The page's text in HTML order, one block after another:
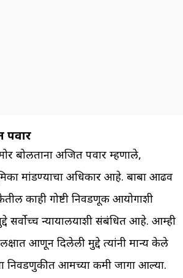
पवार
बोलताना अजित पवार म्हणाले,
मांडण्याचा अधिकार आहे. बाबा आढव
काही गोष्टी निवडणूक आयोगाशी
सर्वोच्च न्यायालयाशी संबंधित आहे. आम्ही
आणून दिलेली मुद्दे त्यांनी मान्य केले
निवडणुकीत आमच्या कमी जागा आल्या.